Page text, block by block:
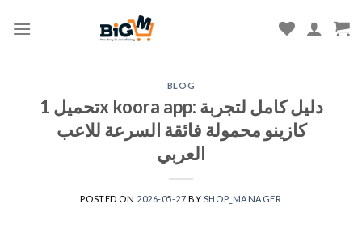
BLOG
تحميل 1x koora app: دليل كامل لتجربة
كازينو محمولة فائقة السرعة للاعب
العربي
POSTED ON 2026-05-27 BY SHOP_MANAGER